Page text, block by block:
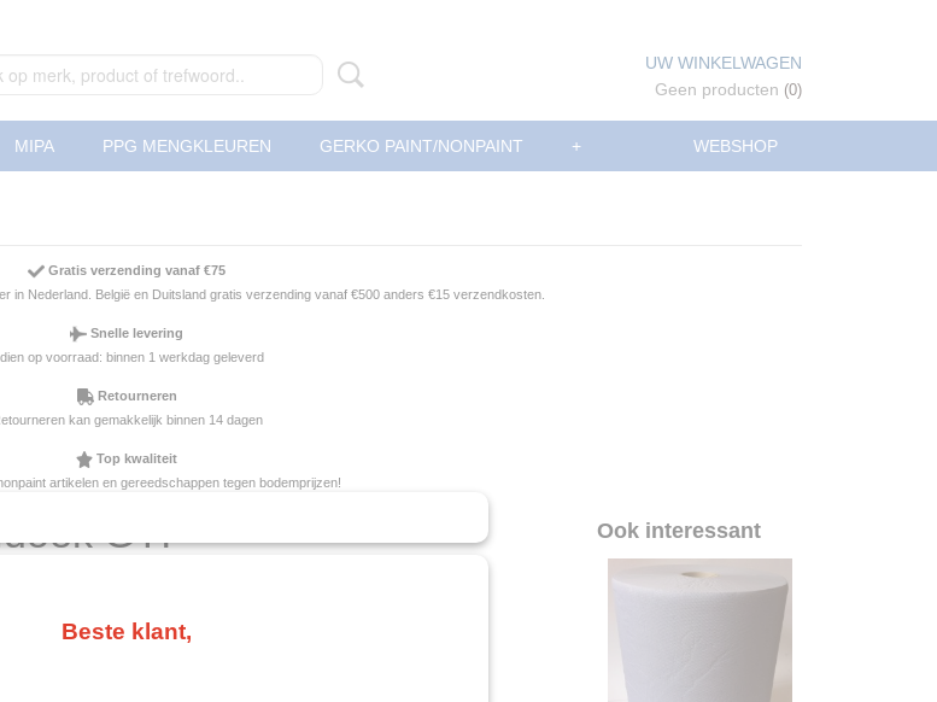
UW WINKELWAGEN
Geen producten (0)
WEBSHOP
MIPA PPG MENGKLEUREN GERKO PAINT/NONPAINT +
Gratis verzending vanaf €75
in Nederland. België en Duitsland gratis verzending vanaf €500 anders €15 verzendkosten.
Snelle levering
op voorraad: binnen 1 werkdag geleverd
Retourneren
kan gemakkelijk binnen 14 dagen
Top kwaliteit
artikelen en gereedschappen tegen bodemprijzen!
GTI
binnen 24 uur!
Ook interessant
Beste klant,